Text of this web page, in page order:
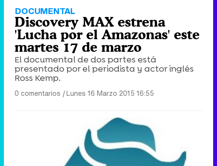
DOCUMENTAL
Discovery MAX estrena
'Lucha por el Amazonas' este
martes 17 de marzo
El documental de dos partes está
presentado por el periodista y actor inglés
Ross Kemp.
0 comentarios |Lunes 16 Marzo 2015 16:55